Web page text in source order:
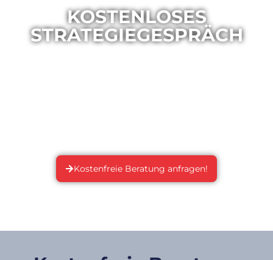
KOSTENLOSES
STRATEGIEGESPRÄCH
Kostenfreie Beratung anfragen!